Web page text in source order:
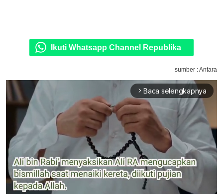
Ikuti Whatsapp Channel Republika
sumber : Antara
arrow_forward_ios Baca selengkapnya